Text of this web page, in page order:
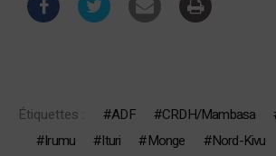
Étiquettes : ADF CRDH/Mambasa
Irumu
Ituri Monge Nord-Kivu